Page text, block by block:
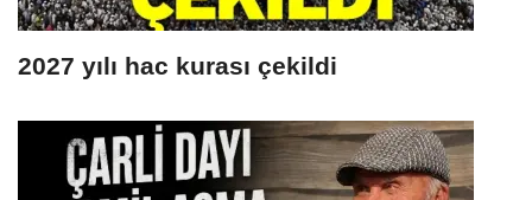
2027 yılı hac kurası çekildi